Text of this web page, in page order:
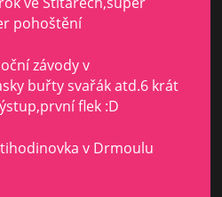
pohoštění
závody v
buřty svařák atd.6 krát
flek :D
v Drmoulu